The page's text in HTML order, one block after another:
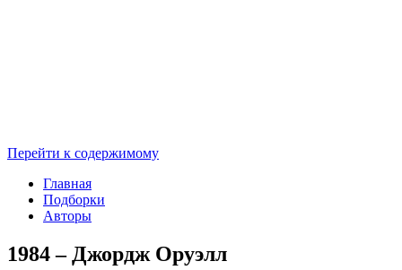
Перейти к содержимому
Главная
Подборки
Авторы
1984 – Джордж Оруэлл